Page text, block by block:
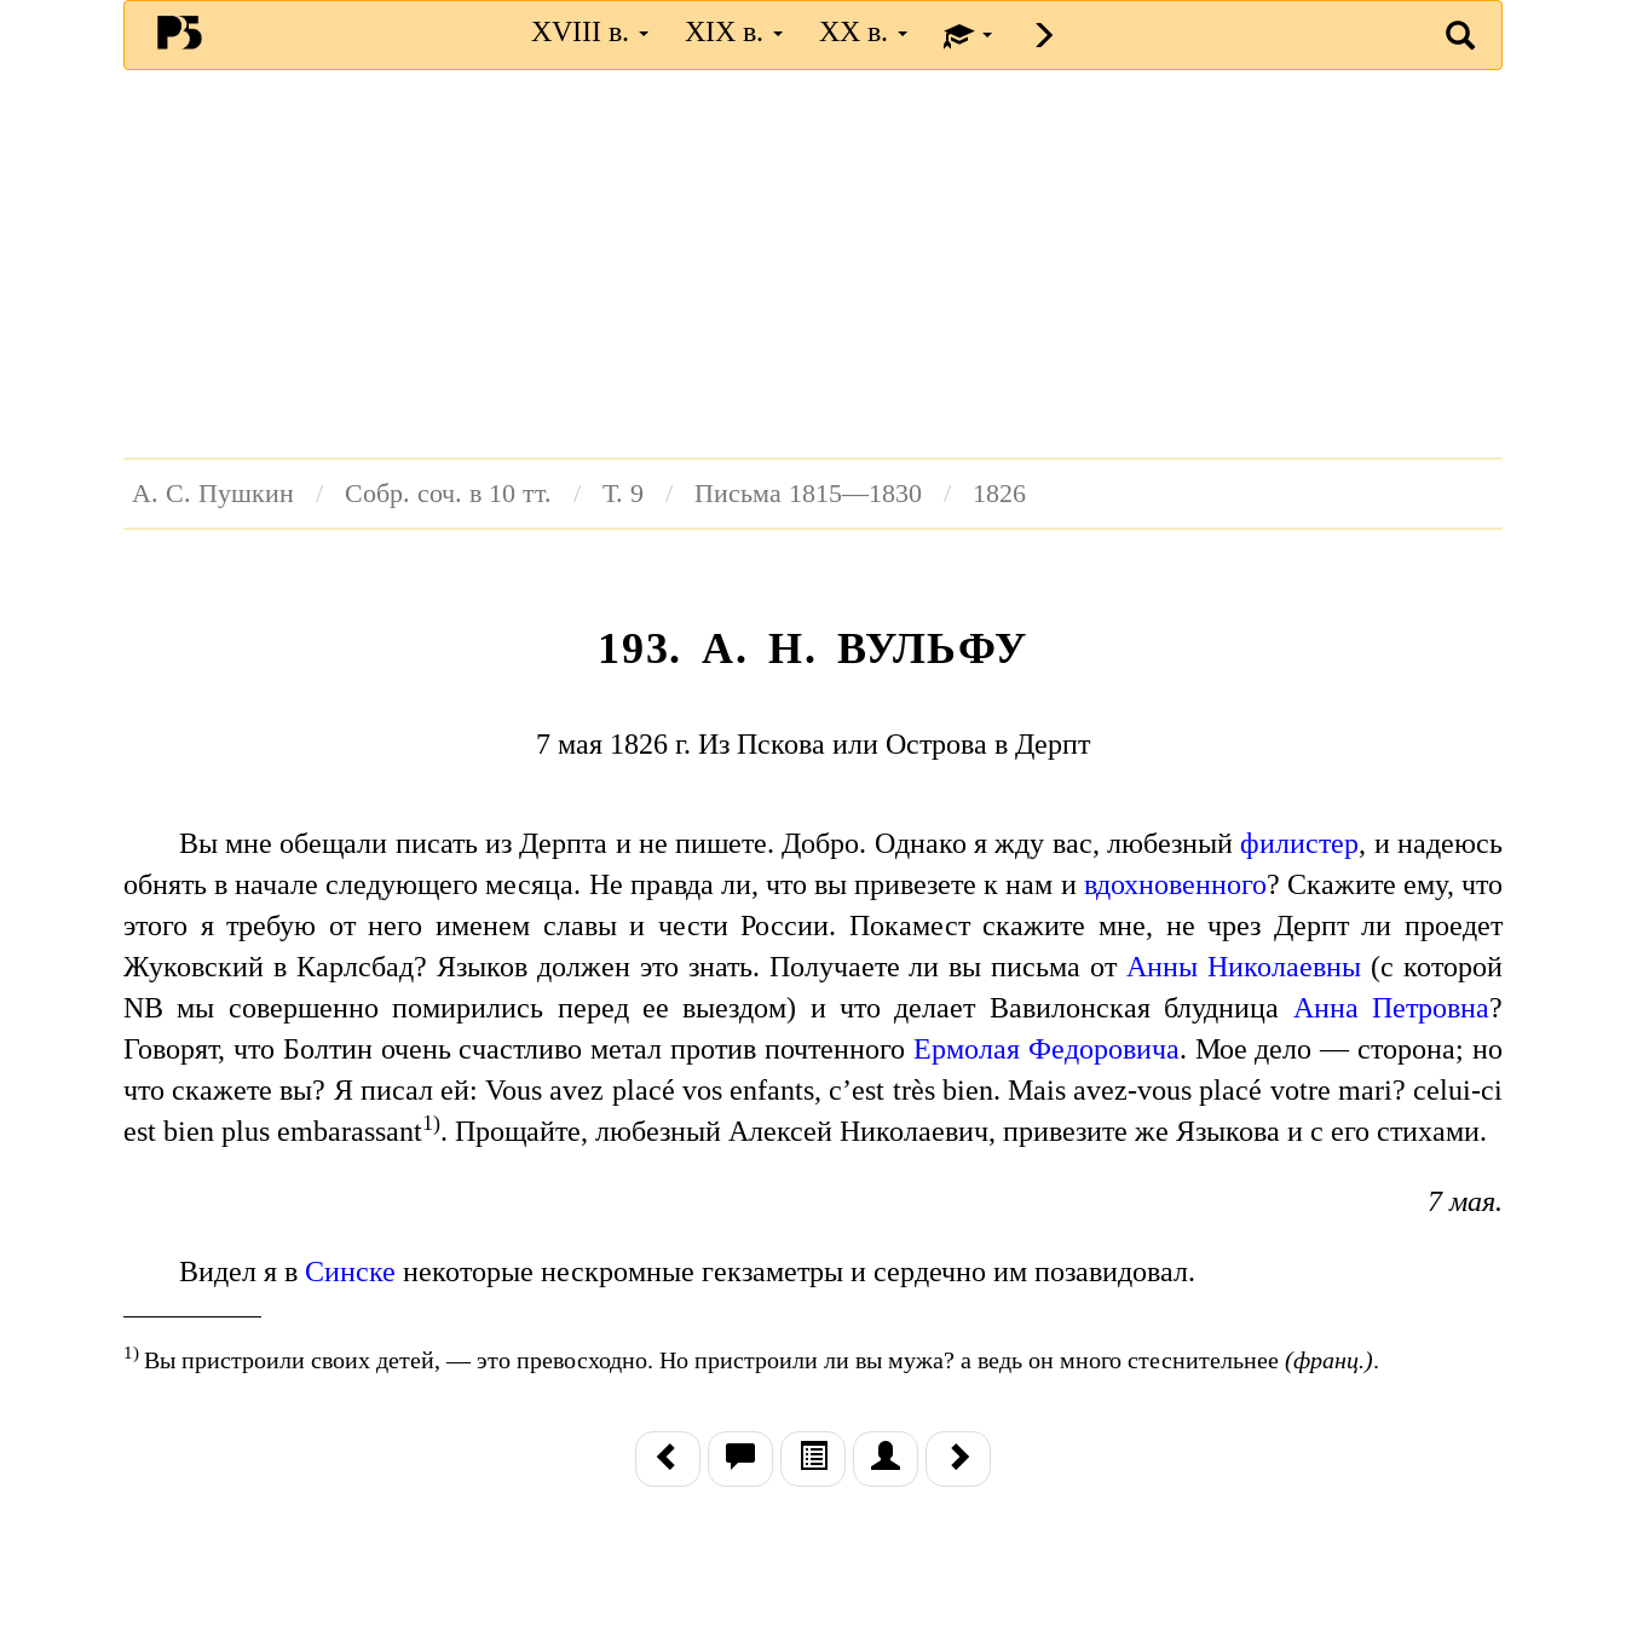
XVIII в. XIX в. XX в.
А. С. Пушкин Собр. соч. в 10 тт. Т. 9 Письма 1815—1830 1826
193. А. Н. ВУЛЬФУ
7 мая 1826 г. Из Пскова или Острова в Дерпт
Вы мне обещали писать из Дерпта и не пишете. Добро. Однако я жду вас, любезныйфилистер, и надеюсь
обнять в начале следующего месяца. Не правда ли, что вы привезете к нам и вдохновенного? Скажите ему, что
этого я требую от него именем славы и чести России. Покамест скажите мне, не чрез Дерпт ли проедет
Жуковский в Карлсбад? Языков должен это знать. Получаете ли вы письма от Анны Николаевны (с которой
NB мы совершенно помирились перед ее выездом) и что делает Вавилонская блудница Анна Петровна?
Говорят, что Болтин очень счастливо метал против почтенного Ермолая Федоровича. Мое дело — сторона; но
что скажете вы? Я писал ей: Vous avez placé vos enfants, c’est très bien. Mais avez-vous placé votre mari? celui-ci
est bien plus embarassant1). Прощайте, любезный Алексей Николаевич, привезите же Языкова и с его стихами.
7 мая.
Видел я в Синске некоторые нескромные гекзаметры и сердечно им позавидовал.
1) Вы пристроили своих детей, — это превосходно. Но пристроили ли вы мужа? а ведь он много стеснительнее (франц.).